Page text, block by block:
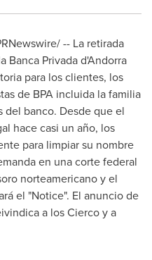
-- La retirada
Banca Privada d'Andorra
para los clientes, los
de BPA incluida la familia
del banco. Desde que el
hace casi un año, los
para limpiar su nombre
en una corte federal
norteamericano y el
el "Notice". El anuncio de
a los Cierco y a